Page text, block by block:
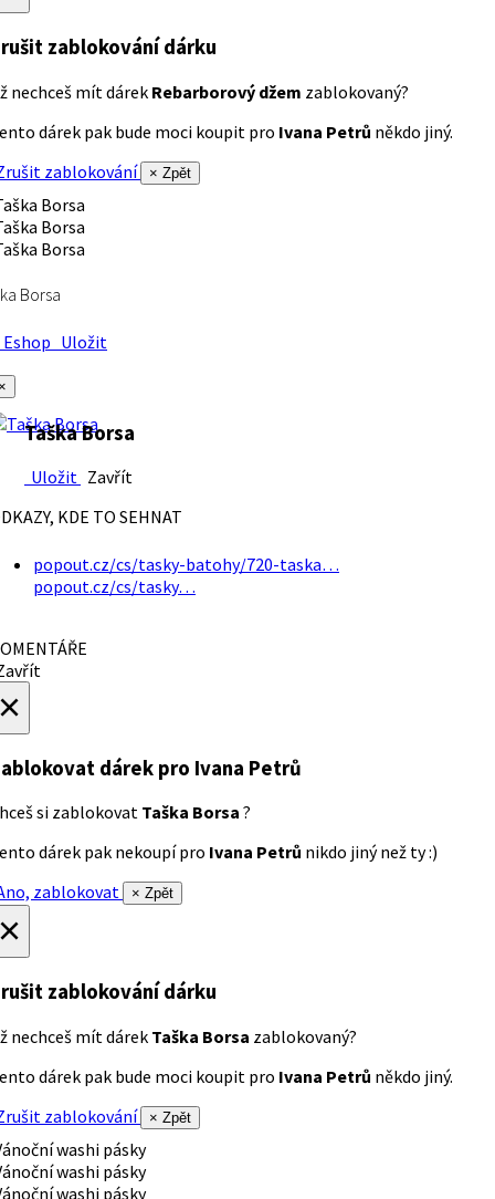
zablokování dárku
nechceš mít dárek Rebarborový džem zablokovaný?
dárek pak bude moci koupit pro Ivana Petrů někdo jiný.
zablokování
× Zpět
Borsa
Uložit
Taška Borsa
Uložit Zavřít
KDE TO SEHNAT
popout.cz/cs/tasky-batohy/720-taska…
popout.cz/cs/tasky…
dárek pro Ivana Petrů
si zablokovat Taška Borsa ?
dárek pak nekoupí pro Ivana Petrů nikdo jiný než ty :)
zablokovat
× Zpět
zablokování dárku
nechceš mít dárek Taška Borsa zablokovaný?
dárek pak bude moci koupit pro Ivana Petrů někdo jiný.
zablokování
× Zpět